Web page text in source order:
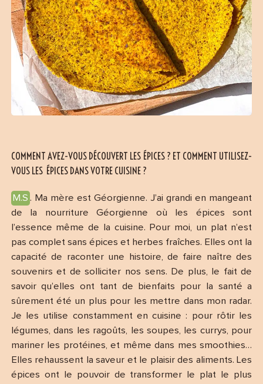
COMMENT AVEZ-VOUS DÉCOUVERT LES ÉPICES ? ET COMMENT UTILISEZ-
VOUS LES ÉPICES DANS VOTRE CUISINE ?
M.S . Ma mère est Géorgienne. J’ai grandi en mangeant
de la nourriture Géorgienne où les épices sont
l’essence même de la cuisine. Pour moi, un plat n’est
pas complet sans épices et herbes fraîches. Elles ont la
capacité de raconter une histoire, de faire naître des
souvenirs et de solliciter nos sens. De plus, le fait de
savoir qu’elles ont tant de bienfaits pour la santé a
sûrement été un plus pour les mettre dans mon radar.
Je les utilise constamment en cuisine : pour rôtir les
légumes, dans les ragoûts, les soupes, les currys, pour
mariner les protéines, et même dans mes smoothies…
Elles rehaussent la saveur et le plaisir des aliments. Les
épices ont le pouvoir de transformer le plat le plus